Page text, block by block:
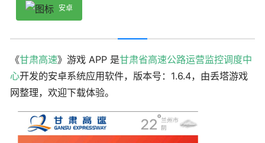
安卓
《甘肃高速》游戏 APP 是甘肃省高速公路运营监控调度中
心开发的安卓系统应用软件，版本号：1.6.4，由丢塔游戏
网整理，欢迎下载体验。